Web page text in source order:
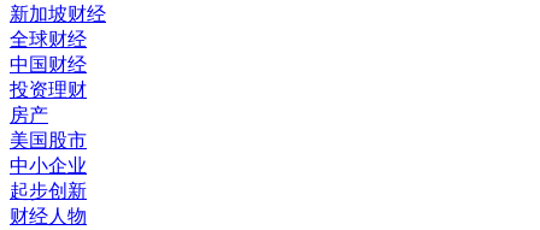
新加坡财经
全球财经
中国财经
投资理财
房产
美国股市
中小企业
起步创新
财经人物